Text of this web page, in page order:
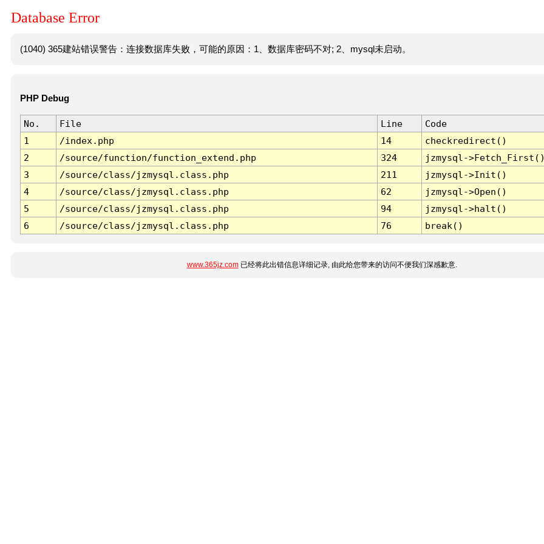
Database Error
(1040) 365建站错误警告：连接数据库失败，可能的原因：1、数据库密码不对; 2、mysql未启动。
PHP Debug
No. File Line
Code
1
/index.php 14
checkredirect()
2
/source/function/function_extend.php 324
jzmysql-
3
/source/class/jzmysql.class.php 211
jzmysql->Init()
4
/source/class/jzmysql.class.php 62
jzmysql->Open()
5
/source/class/jzmysql.class.php 94
jzmysql->halt()
6
/source/class/jzmysql.class.php 76 break()
www.365jz.com已经将此出错信息详细记录, 由此给您带来的访问不便我们深感歉意.